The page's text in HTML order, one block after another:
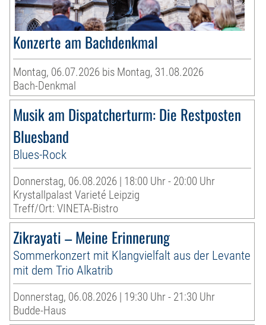
Konzerte am Bachdenkmal
Montag, 06.07.2026 bis Montag, 31.08.2026
Bach-Denkmal
Musik am Dispatcherturm: Die Restposten
Bluesband
Blues-Rock
Donnerstag, 06.08.2026 | 18:00 Uhr - 20:00 Uhr
Krystallpalast Varieté Leipzig
Treff/Ort: VINETA-Bistro
Zikrayati – Meine Erinnerung
Sommerkonzert mit Klangvielfalt aus der Levante
mit dem Trio Alkatrib
Donnerstag, 06.08.2026 | 19:30 Uhr - 21:30 Uhr
Budde-Haus